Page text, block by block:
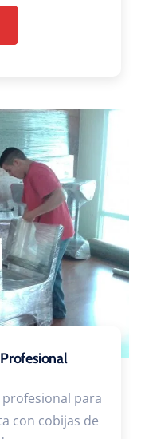
para
con cobijas de